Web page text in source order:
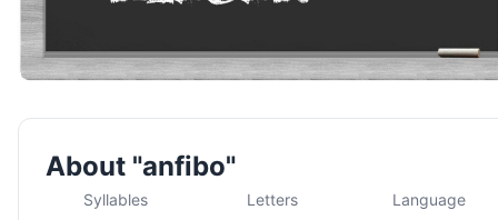
About "anfibo"
Syllables Letters Language